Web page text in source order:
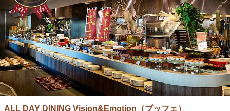
ALL DAY DINING Vision&Emotion（ブッフェ）